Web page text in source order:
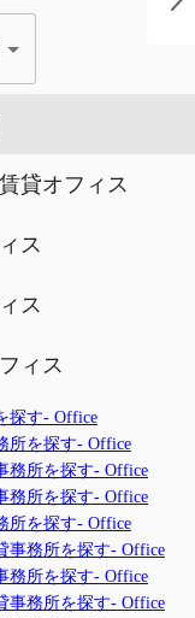
貸オフィス
ス
ス
ィス
探す- Office
所を探す- Office
務所を探す- Office
務所を探す- Office
所を探す- Office
事務所を探す- Office
務所を探す- Office
事務所を探す- Office